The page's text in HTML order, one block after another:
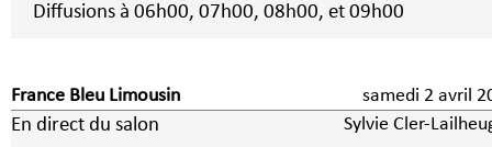
Diffusions à 06h00, 07h00, 08h00, et 09h00
France Bleu Limousin samedi 2
En direct du salon Sylvie Cler-